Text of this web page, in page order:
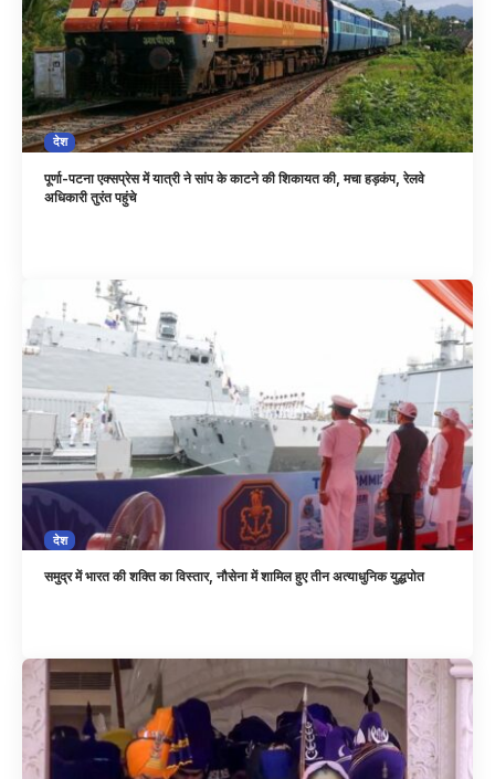
देश
पूर्णा-पटना एक्सप्रेस में यात्री ने सांप के काटने की शिकायत की, मचा हड़कंप, रेलवे
अधिकारी तुरंत पहुंचे
देश
समुद्र में भारत की शक्ति का विस्तार, नौसेना में शामिल हुए तीन अत्याधुनिक युद्धपोत